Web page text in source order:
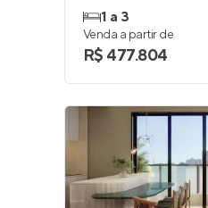
1 a 3
Venda a partir de
R$ 477.804